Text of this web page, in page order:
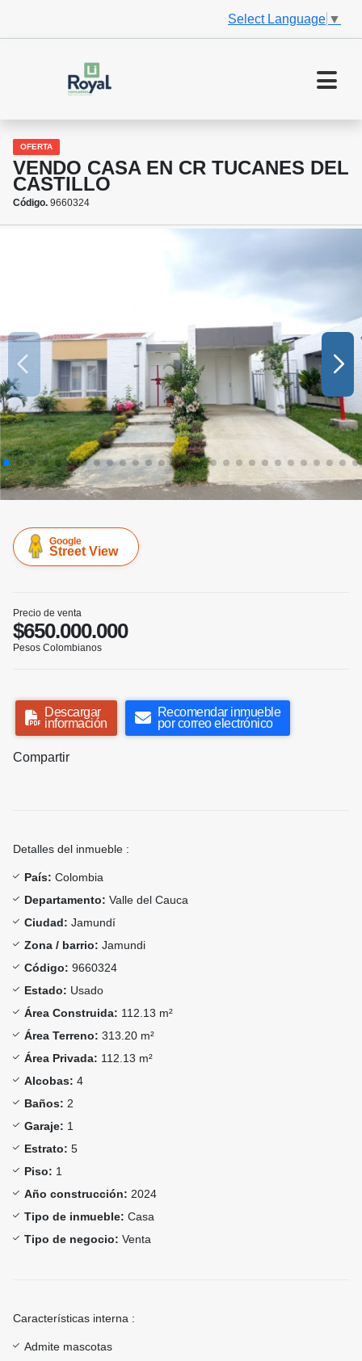
Select Language ▼
OFERTA
VENDO CASA EN CR TUCANES DEL
CASTILLO
Código. 9660324
Google
Street View
Precio de venta
$650.000.000
Pesos Colombianos
Descargar
información
Recomendar inmueble
por correo electrónico
Compartir
Detalles del inmueble :
País: Colombia
Departamento: Valle del Cauca
Ciudad: Jamundí
Zona / barrio: Jamundi
Código: 9660324
Estado: Usado
Área Construida: 112.13 m²
Área Terreno: 313.20 m²
Área Privada: 112.13 m²
Alcobas: 4
Baños: 2
Garaje: 1
Estrato: 5
Piso: 1
Año construcción: 2024
Tipo de inmueble: Casa
Tipo de negocio: Venta
Características interna :
Admite mascotas